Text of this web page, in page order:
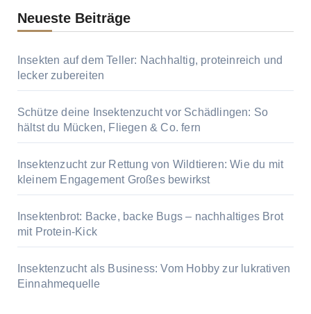
Neueste Beiträge
Insekten auf dem Teller: Nachhaltig, proteinreich und
lecker zubereiten
Schütze deine Insektenzucht vor Schädlingen: So
hältst du Mücken, Fliegen & Co. fern
Insektenzucht zur Rettung von Wildtieren: Wie du mit
kleinem Engagement Großes bewirkst
Insektenbrot: Backe, backe Bugs – nachhaltiges Brot
mit Protein-Kick
Insektenzucht als Business: Vom Hobby zur lukrativen
Einnahmequelle